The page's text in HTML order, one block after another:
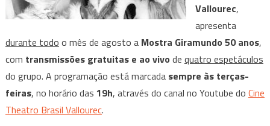
Giramundo
50
Anos
Vallourec,
apresenta
durante todo o mês de agosto a Mostra Giramundo 50 anos,
com transmissões gratuitas e ao vivo de quatro espetáculos
do grupo. A programação está marcada sempre às terças-
feiras, no horário das 19h, através do canal no Youtube do Cine
Theatro Brasil Vallourec.